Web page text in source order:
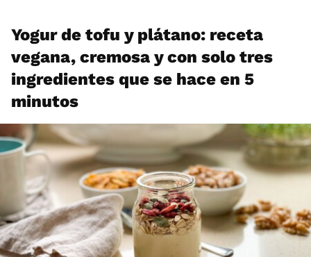
Yogur de tofu y plátano: receta
vegana, cremosa y con solo tres
ingredientes que se hace en 5
minutos